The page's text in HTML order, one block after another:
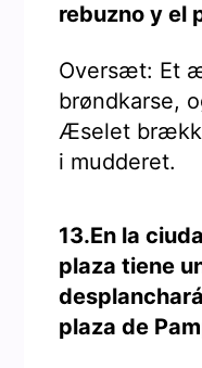
rebuzno y el
Oversæt: Et
brøndkarse,
Æselet
i mudderet.
13.En la
plaza tiene
plaza de